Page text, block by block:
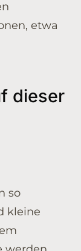
etwa
dieser
so
kleine